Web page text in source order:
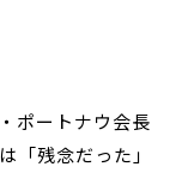
ポートナウ会長
「残念だった」